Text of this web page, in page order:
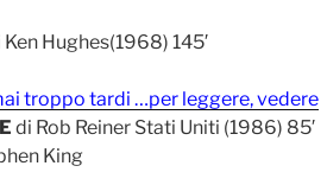
Ken Hughes(1968) 145′
troppo tardi …per leggere, vedere
di Rob Reiner Stati Uniti (1986) 85′
King